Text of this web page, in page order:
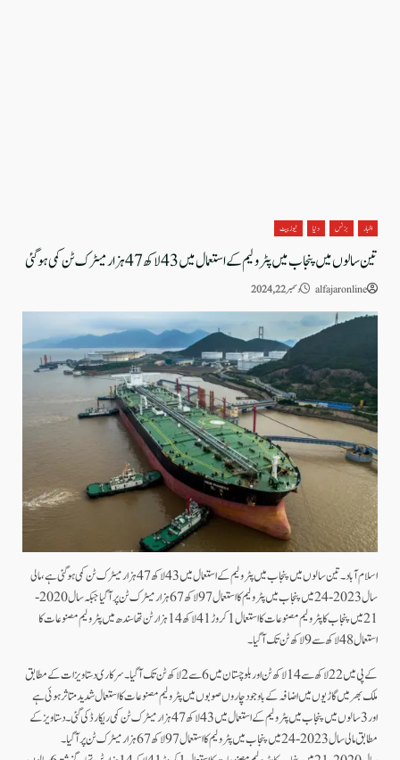
اخبار بزنس دنیا نیوز بیٹ
تین سالوں میں پنجاب میں پٹرولیم کے استعمال میں 43 لاکھ 47 ہزار میٹرک ٹن کمی ہوگئی
alfajaronline دسمبر 22, 2024
اسلام آباد۔تین سالوں میں پنجاب میں پٹرولیم کے استعمال میں 43 لاکھ 47 ہزار میٹرک ٹن کمی ہوگئی ہے،مالی
سال 2023-24 میں پنجاب میں پٹرولیم کا استعمال 97 لاکھ 67 ہزار میٹرک ٹن پر آگیا جبکہ سال 2020-
21 میں پنجاب کا پٹرولیم مصنوعات کا استعمال 1 کروڑ 41 لاکھ 14 ہزار ٹن تھاسندھ میں پٹرولیم مصنوعات کا
استعمال 48لاکھ سے 9لاکھ ٹن تک آگیا۔
کے پی میں 22لاکھ سے 14لاکھ ٹن اور بلوچستان میں 6سے 2لاکھ ٹن تک آگیا۔سرکاری دستاویزات کے مطابق
ملک بھرمیں گاڑیوں میں اضافہ کے باوجود چاروں صوبوں میں پٹرولیم مصنوعات کا استعمال شدید متاثرہوئی ہے
اور3 سالوں میں پنجاب میں پٹرولیم کے استعمال میں 43 لاکھ 47 ہزار میٹرک ٹن کمی ریکارڈ کی گئی۔دستاویز کے
مطابق مالی سال 2023-24 میں پنجاب میں پٹرولیم کا استعمال 97 لاکھ 67 ہزار میٹرک ٹن پر آگیا۔